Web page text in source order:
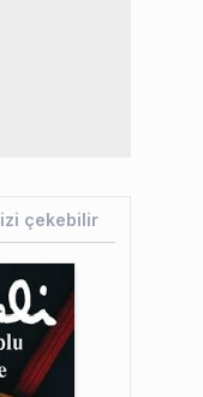
çekebilir